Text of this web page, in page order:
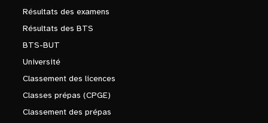
Résultats des examens
Résultats des BTS
BTS-BUT
Université
Classement des licences
Classes prépas (CPGE)
Classement des prépas